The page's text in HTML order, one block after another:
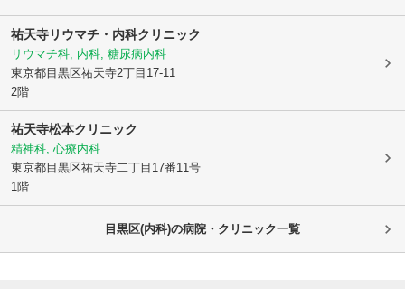
祐天寺リウマチ・内科クリニック
リウマチ科, 内科, 糖尿病内科
東京都目黒区祐天寺2丁目17-11
2階
祐天寺松本クリニック
精神科, 心療内科
東京都目黒区祐天寺二丁目17番11号
1階
目黒区(内科)の病院・クリニック一覧